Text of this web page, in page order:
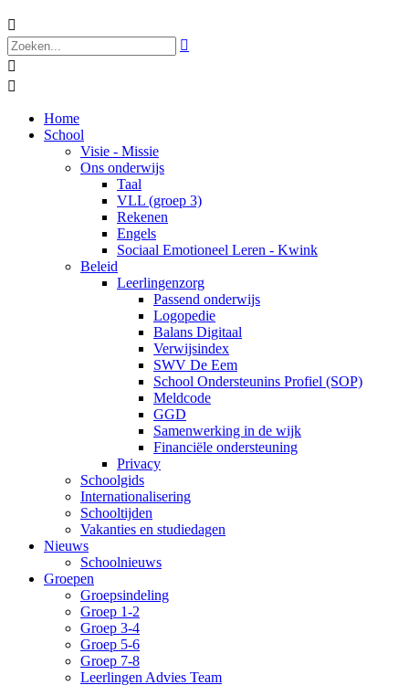




Home
School
Visie - Missie
Ons onderwijs
Taal
VLL (groep 3)
Rekenen
Engels
Sociaal Emotioneel Leren - Kwink
Beleid
Leerlingenzorg
Passend onderwijs
Logopedie
Balans Digitaal
Verwijsindex
SWV De Eem
School Ondersteunins Profiel (SOP)
Meldcode
GGD
Samenwerking in de wijk
Financiële ondersteuning
Privacy
Schoolgids
Internationalisering
Schooltijden
Vakanties en studiedagen
Nieuws
Schoolnieuws
Groepen
Groepsindeling
Groep 1-2
Groep 3-4
Groep 5-6
Groep 7-8
Leerlingen Advies Team